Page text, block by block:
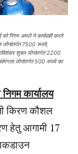
निगम अमले ने कार्यवाही करते
जोनांतर्गत 7500 रूपये,
शुक्ल जोनांतर्गत 2200
जोनांतर्गत 500 रूपये का
कार्यालय
किरण कौशल
हेतु आगामी 17